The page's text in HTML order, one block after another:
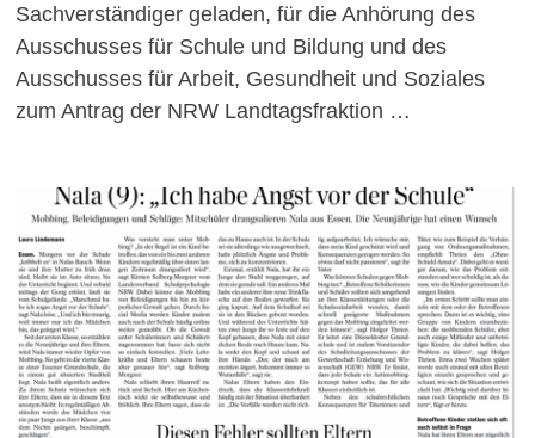
Sachverständiger geladen, für die Anhörung des
Ausschusses für Schule und Bildung und des
Ausschusses für Arbeit, Gesundheit und Soziales
zum Antrag der NRW Landtagsfraktion …